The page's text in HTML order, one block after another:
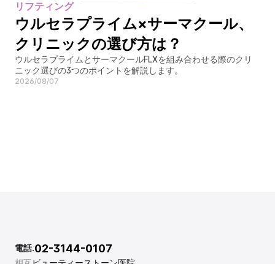
リフティング
ウルセラプライム×サーマクール、
クリニックの選び方は？
ウルセラプライムとサーマクールFLXを組み合わせる際のクリ
ニック選びの3つのポイントを解説します。
2026/08/07
電話.02-3144-0107